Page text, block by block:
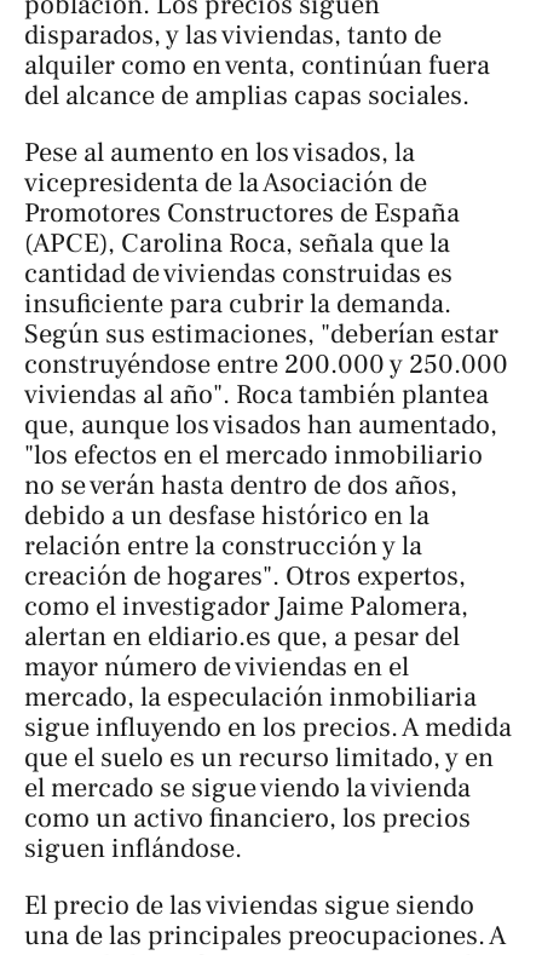
disparados, y las viviendas, tanto de
alquiler como en venta, continúan fuera
del alcance de amplias capas sociales.
Pese al aumento en los visados, la
vicepresidenta de la Asociación de
Promotores Constructores de España
(APCE), Carolina Roca, señala que la
cantidad de viviendas construidas es
insuficiente para cubrir la demanda.
Según sus estimaciones, "deberían estar
construyéndose entre 200.000 y 250.000
viviendas al año". Roca también plantea
que, aunque los visados han aumentado,
"los efectos en el mercado inmobiliario
no se verán hasta dentro de dos años,
debido a un desfase histórico en la
relación entre la construcción y la
creación de hogares". Otros expertos,
como el investigador Jaime Palomera,
alertan en eldiario.es que, a pesar del
mayor número de viviendas en el
mercado, la especulación inmobiliaria
sigue influyendo en los precios. A medida
que el suelo es un recurso limitado, y en
el mercado se sigue viendo la vivienda
como un activo financiero, los precios
siguen inflándose.
El precio de las viviendas sigue siendo
una de las principales preocupaciones. A